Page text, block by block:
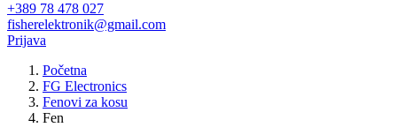
+389 78 478 027
fisherelektronik@gmail.com
Prijava
Početna
FG Electronics
Fenovi za kosu
Fen